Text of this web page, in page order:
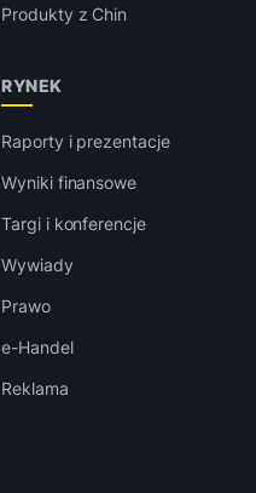
Produkty z Chin
RYNEK
Raporty i prezentacje
Wyniki finansowe
Targi i konferencje
Wywiady
Prawo
e-Handel
Reklama